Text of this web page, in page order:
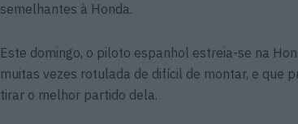
semelhantes à Honda.
Este domingo, o piloto espanhol estreia-se na
muitas vezes rotulada de difícil de montar, e que
tirar o melhor partido dela.